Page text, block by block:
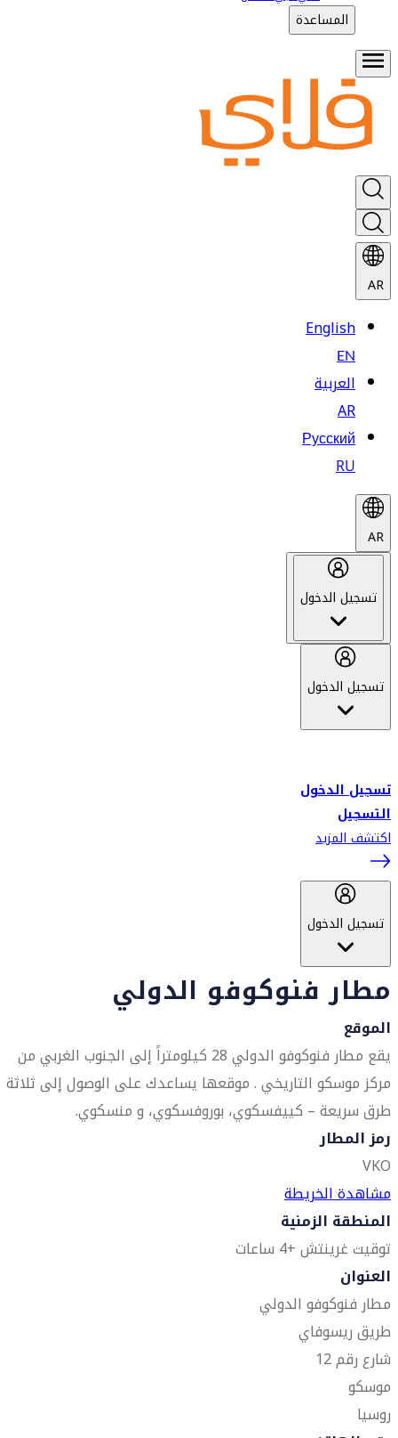
المساعدة
AR
English
EN
العربية
AR
Русский
RU
AR
تسجيل الدخول
تسجيل الدخول
تسجيل الدخول
التسجيل
اكتشف المزيد
تسجيل الدخول
مطار فنوكوفو الدولي
الموقع
يقع مطار فنوكوفو الدولي 28 كيلومتراً إلى الجنوب الغربي من
مركز موسكو التاريخي . موقعها يساعدك على الوصول إلى ثلاثة
طرق سريعة – كييفسكوي، بوروفسكوي، و منسكوي.
رمز المطار
VKO
مشاهدة الخريطة
المنطقة الزمنية
توقيت غرينتش +4 ساعات
العنوان
مطار فنوكوفو الدولي
طريق ريسوفاي
شارع رقم 12
موسكو
روسيا